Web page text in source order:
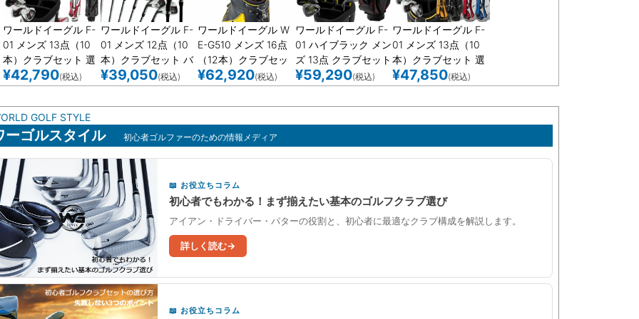
ワールドイーグル F-
01 メンズ 13点（10
本）クラブセット 選
べる軽量スタンドバ
ッグ付 右用 左用
¥42,790(税込)
ワールドイーグル F-
01 メンズ 12点（10
本）クラブセット バ
ッグなし 左用
¥39,050(税込)
ワールドイーグル W
E-G510 メンズ 16点
（12本）クラブセッ
ト キャディバッグ
（サンオレンジ）付
左用
¥62,920(税込)
ワールドイーグル F-
01 ハイブラック メン
ズ 13点 クラブセット
WE F-01 Hi-BLACK
G510 キャディバッグ
付
¥59,290(税込)
ワールドイーグル F-
01 メンズ 13点（10
本）クラブセット 選
べるキャディバッグ
付 右用 左用
¥47,850(税込)
GOLF STYLE
ーゴルスタイル 初心者ゴルファーのための情報メディア
お役立ちコラム
初心者でもわかる！まず揃えたい基本のゴルフクラブ選び
アイアン・ドライバー・パターの役割と、初心者に最適なクラブ構成を解説します。
詳しく読む
お役立ちコラム